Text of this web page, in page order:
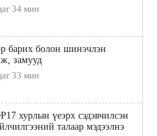
34 мин
барих болон шинэчлэн
замууд
33 мин
хурлын үеэрх сэдэвчилсэн
талаар мэдээлнэ